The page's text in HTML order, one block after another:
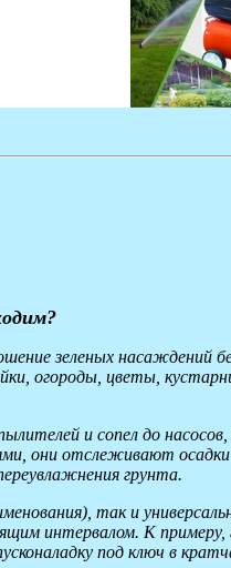
зеленых
огороды, цветы,
и сопел до
они отслеживают осадки
грунта.
так и
интервалом. К
под ключ в